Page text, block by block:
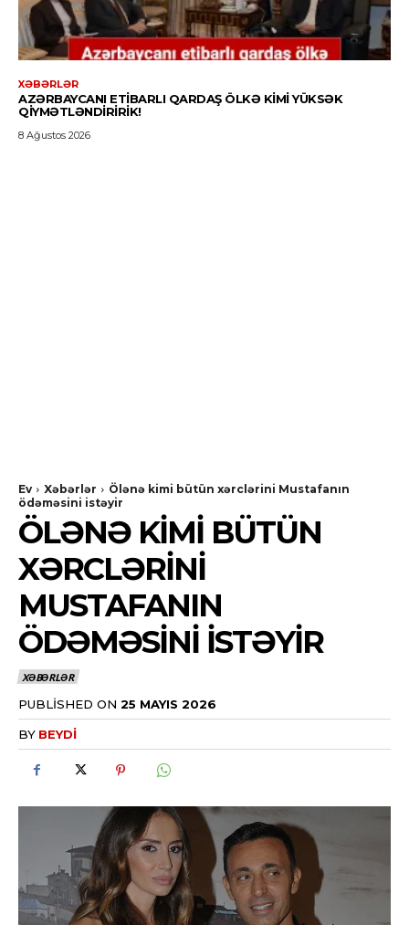
XƏBƏRLƏR
AZƏRBAYCANI ETIBARLI QARDAŞ ÖLKƏ KIMI YÜKSƏK
QIYMƏTLƏNDIRIRIK!
8 Ağustos 2026